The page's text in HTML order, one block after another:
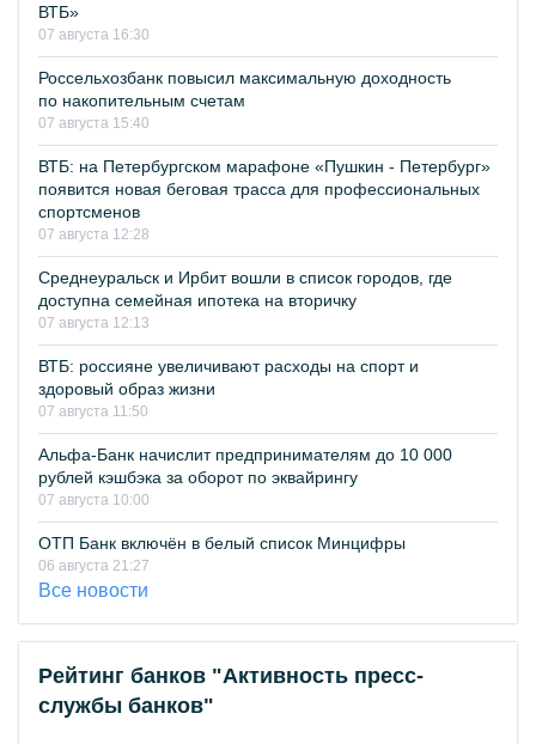
ВТБ»
07 августа 16:30
Россельхозбанк повысил максимальную доходность
по накопительным счетам
07 августа 15:40
ВТБ: на Петербургском марафоне «Пушкин - Петербург»
появится новая беговая трасса для профессиональных
спортсменов
07 августа 12:28
Среднеуральск и Ирбит вошли в список городов, где
доступна семейная ипотека на вторичку
07 августа 12:13
ВТБ: россияне увеличивают расходы на спорт и
здоровый образ жизни
07 августа 11:50
Альфа-Банк начислит предпринимателям до 10 000
рублей кэшбэка за оборот по эквайрингу
07 августа 10:00
ОТП Банк включён в белый список Минцифры
06 августа 21:27
Все новости
Рейтинг банков "Активность пресс-
службы банков"